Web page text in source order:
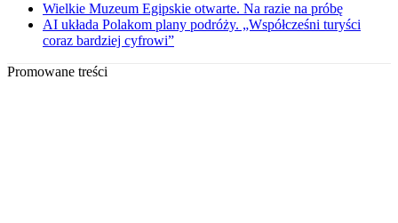
Wielkie Muzeum Egipskie otwarte. Na razie na próbę
AI układa Polakom plany podróży. „Współcześni turyści
coraz bardziej cyfrowi”
Promowane treści